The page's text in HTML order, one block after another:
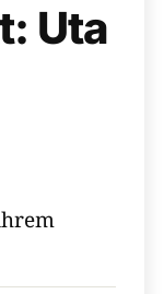
Uta